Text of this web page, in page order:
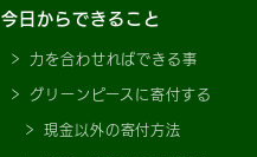
今日からできること
力を合わせればできる事
グリーンピースに寄付する
現金以外の寄付方法